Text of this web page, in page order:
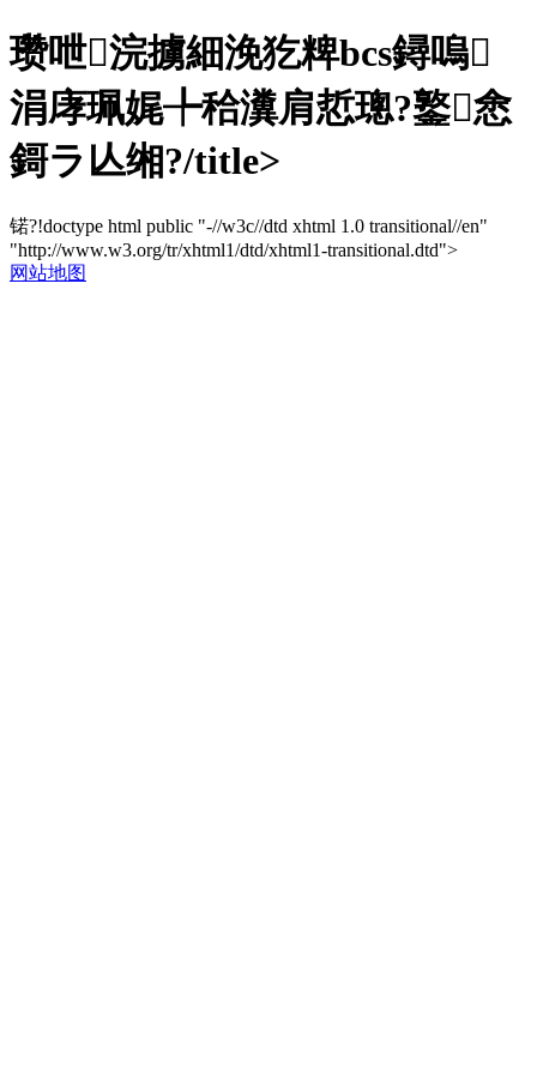
瓒呭浣擄細浼犵粺bcs鐞嗚
涓庨珮娓╄秴瀵肩悊璁?鐜悆
鎶ラ亾缃?/title>
锘?!doctype html public "-//w3c//dtd xhtml 1.0 transitional//en"
"http://www.w3.org/tr/xhtml1/dtd/xhtml1-transitional.dtd">
网站地图